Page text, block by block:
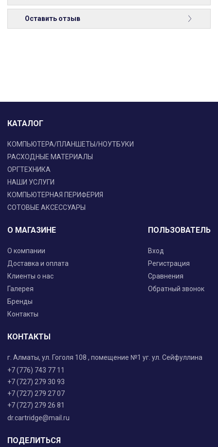
Оставить отзыв
КАТАЛОГ
КОМПЬЮТЕРА/ПЛАНШЕТЫ/НОУТБУКИ
РАСХОДНЫЕ МАТЕРИАЛЫ
ОРГТЕХНИКА
НАШИ УСЛУГИ
КОМПЬЮТЕРНАЯ ПЕРИФЕРИЯ
СОТОВЫЕ АКСЕССУАРЫ
О МАГАЗИНЕ
О компании
Доставка и оплата
Клиенты о нас
Галерея
Бренды
Контакты
ПОЛЬЗОВАТЕЛЬ
Вход
Регистрация
Сравнения
Обратный звонок
КОНТАКТЫ
г. Алматы, ул. Гоголя 108 , помещение №1 уг. ул. Сейфуллина
+7 (776) 743 77 11
+7 (727) 279 30 93
+7 (727) 279 27 07
+7 (727) 279 26 81
dr.cartridge@mail.ru
ПОДЕЛИТЬСЯ